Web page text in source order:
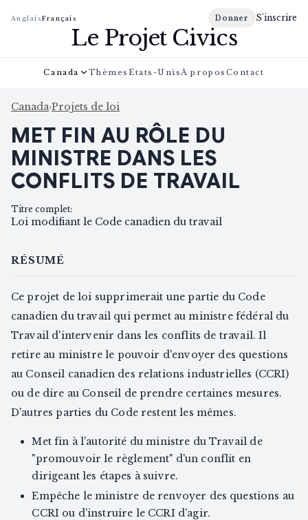
AnglaisFrançais Donner S'inscrire
Le Projet Civics
Canada Thèmes États-Unis À propos Contact
Canada›Projets de loi
MET FIN AU RÔLE DU
MINISTRE DANS LES
CONFLITS DE TRAVAIL
Titre complet:
Loi modifiant le Code canadien du travail
RÉSUMÉ
Ce projet de loi supprimerait une partie du Code
canadien du travail qui permet au ministre fédéral du
Travail d'intervenir dans les conflits de travail. Il
retire au ministre le pouvoir d'envoyer des questions
au Conseil canadien des relations industrielles (CCRI)
ou de dire au Conseil de prendre certaines mesures.
D'autres parties du Code restent les mêmes.
Met fin à l'autorité du ministre du Travail de
"promouvoir le règlement" d'un conflit en
dirigeant les étapes à suivre.
Empêche le ministre de renvoyer des questions au
CCRI ou d'instruire le CCRI d'agir.